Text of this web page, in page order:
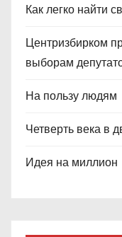
Как легко найти
Центризбирком
выборам
На пользу людям
Четверть века в
Идея на миллион